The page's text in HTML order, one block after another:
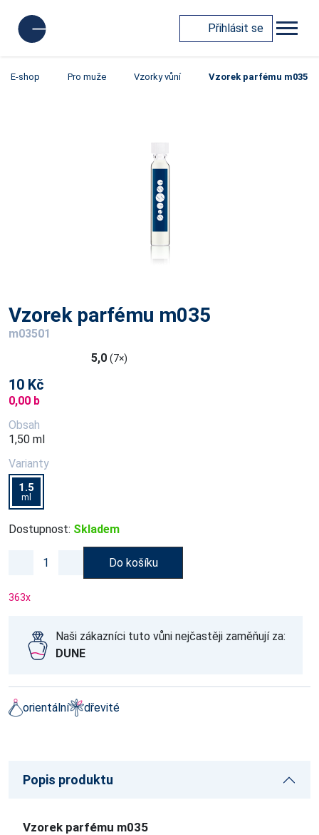
Přihlásit se
E-shop Pro muže Vzorky vůní Vzorek parfému m035
Vzorek parfému m035
m03501
5,0 (7×)
10 Kč
0,00 b
Obsah
1,50 ml
Varianty
1.5
ml
Dostupnost: Skladem
Do košíku
363x
Naši zákazníci tuto vůni nejčastěji zaměňují za:
DUNE
orientální dřevité
Popis produktu
Vzorek parfému m035